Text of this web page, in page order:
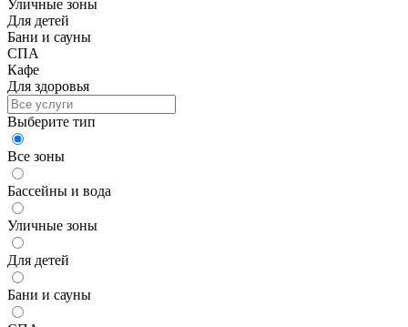
Уличные зоны
Для детей
Бани и сауны
СПА
Кафе
Для здоровья
Выберите тип
Все зоны
Бассейны и вода
Уличные зоны
Для детей
Бани и сауны